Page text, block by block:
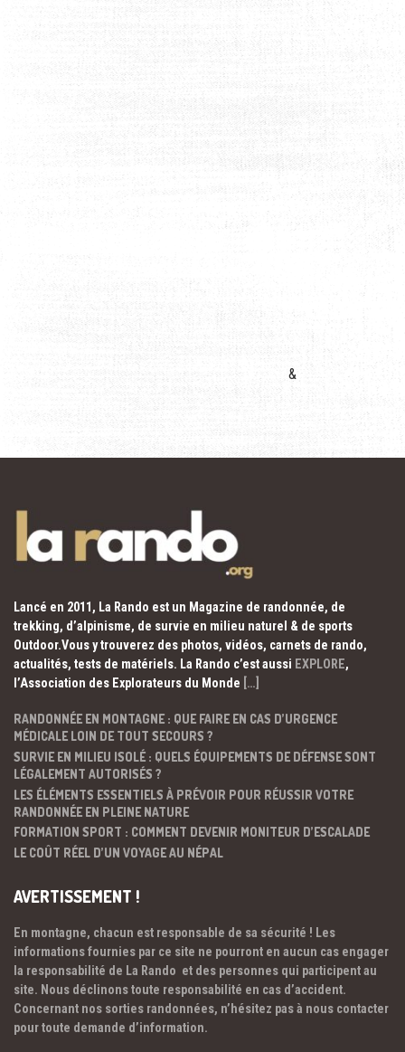
&
Lancé en 2011, La Rando est un Magazine de randonnée, de
trekking, d’alpinisme, de survie en milieu naturel & de sports
Outdoor.Vous y trouverez des photos, vidéos, carnets de rando,
actualités, tests de matériels. La Rando c’est aussi EXPLORE,
l’Association des Explorateurs du Monde […]
RANDONNÉE EN MONTAGNE : QUE FAIRE EN CAS D’URGENCE
MÉDICALE LOIN DE TOUT SECOURS ?
SURVIE EN MILIEU ISOLÉ : QUELS ÉQUIPEMENTS DE DÉFENSE SONT
LÉGALEMENT AUTORISÉS ?
LES ÉLÉMENTS ESSENTIELS À PRÉVOIR POUR RÉUSSIR VOTRE
RANDONNÉE EN PLEINE NATURE
FORMATION SPORT : COMMENT DEVENIR MONITEUR D’ESCALADE
LE COÛT RÉEL D’UN VOYAGE AU NÉPAL
AVERTISSEMENT !
En montagne, chacun est responsable de sa sécurité ! Les
informations fournies par ce site ne pourront en aucun cas engager
la responsabilité de La Rando et des personnes qui participent au
site. Nous déclinons toute responsabilité en cas d’accident.
Concernant nos sorties randonnées, n’hésitez pas à nous contacter
pour toute demande d’information.